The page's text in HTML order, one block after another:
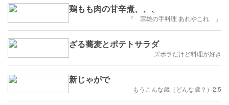
鶏もも肉の甘辛煮、、、
『 宗雄の手料理 あれやこれ 』
ざる蕎麦とポテトサラダ
ズボラだけど料理が好き
新じゃがで
もうこんな歳（どんな歳？）2.5